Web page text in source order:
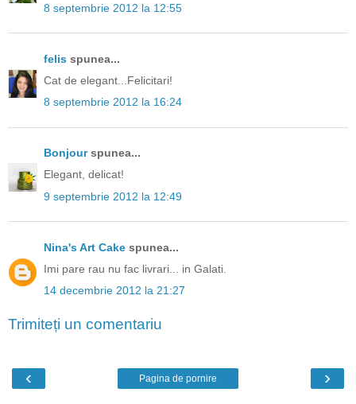
8 septembrie 2012 la 12:55
felis spunea...
Cat de elegant...Felicitari!
8 septembrie 2012 la 16:24
Bonjourspunea...
Elegant, delicat!
9 septembrie 2012 la 12:49
Nina's Art Cake spunea...
Imi pare rau nu fac livrari... in Galati.
14 decembrie 2012 la 21:27
Trimiteți un comentariu
‹ ›
Pagina de pornire